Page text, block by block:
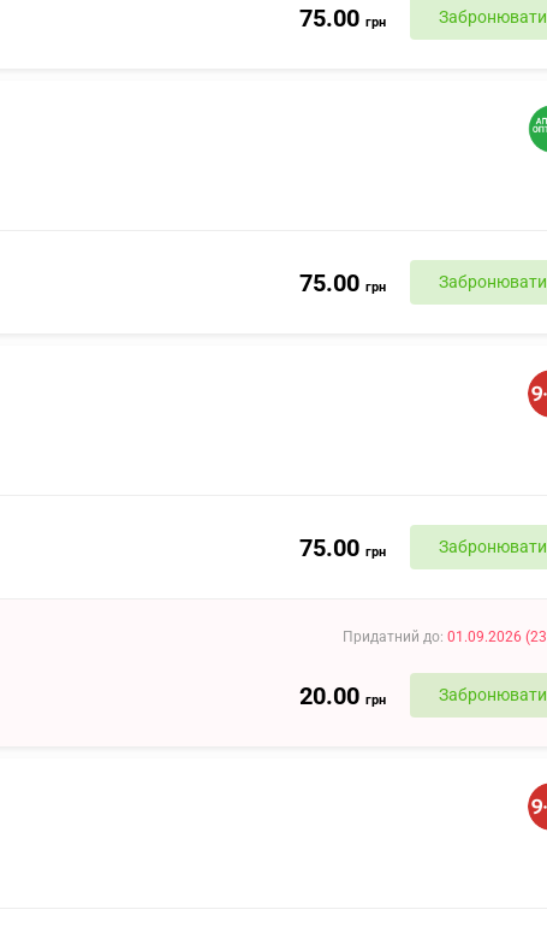
75.00 грн Забронювати
75.00 грн Забронювати
75.00 грн Забронювати
Придатний до: 01.09.2026 (23
20.00 грн Забронювати